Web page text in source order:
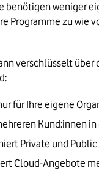
benötigen weniger
Programme zu wie
verschlüsselt
für Ihre eigene
Kund:innen
Private und Public
Cloud-Angebote